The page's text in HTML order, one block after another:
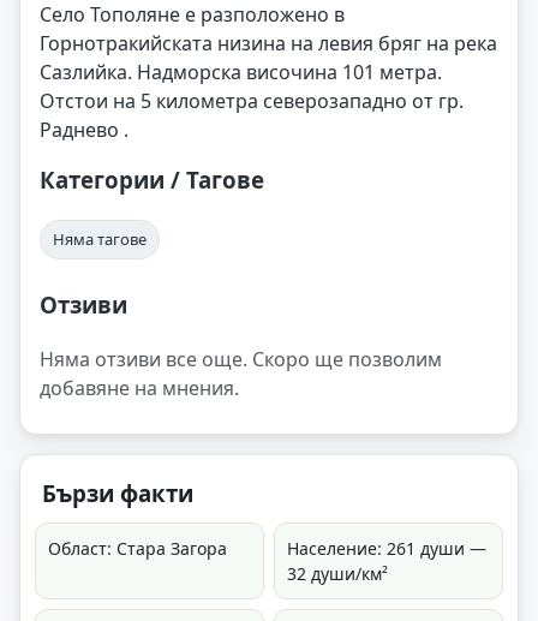
Село Тополяне е разположено в
Горнотракийската низина на левия бряг на река
Сазлийка. Надморска височина 101 метра.
Отстои на 5 километра северозападно от гр.
Раднево .
Категории / Тагове
Няма тагове
Отзиви
Няма отзиви все още. Скоро ще позволим
добавяне на мнения.
Бързи факти
Област: Стара Загора
Население: 261 души —
32 души/км²